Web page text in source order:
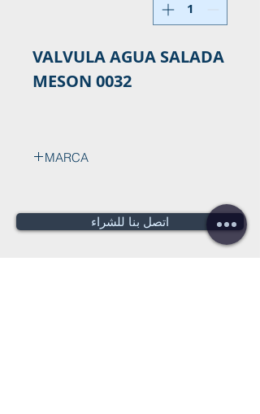
VALVULA AGUA SALADA
MESON 0032
MARCA
اتصل بنا للشراء